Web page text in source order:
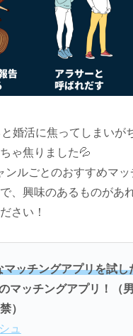
婚活に焦ってしまいが
ゃ焦りました💦
ンルごとのおすすめマッ
、興味のあるものがあ
さい！
マッチングアプリを試し
マッチングアプリ！（
）
ュ